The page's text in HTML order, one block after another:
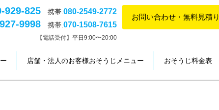
929-825携帯. 080-2549-2772
9998携帯. 070-1508-7615
【電話受付】平日9:00〜20:00
お問い合わせ・無料見積り
店舗・法人のお客様おそうじメニュー おそうじ料金表